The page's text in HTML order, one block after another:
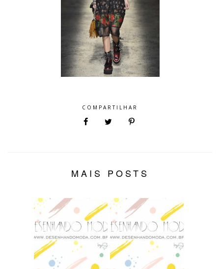
COMPARTILHAR
MAIS POSTS